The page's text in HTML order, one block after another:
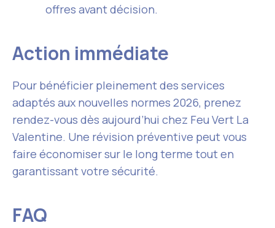
offres avant décision.
Action immédiate
Pour bénéficier pleinement des services
adaptés aux nouvelles normes 2026, prenez
rendez-vous dès aujourd’hui chez Feu Vert La
Valentine. Une révision préventive peut vous
faire économiser sur le long terme tout en
garantissant votre sécurité.
FAQ